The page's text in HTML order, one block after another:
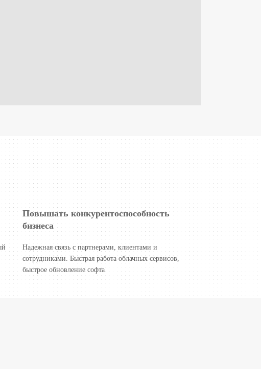
Повышать конкурентоспособность
бизнеса
Надежная связь с партнерами, клиентами и
сотрудниками. Быстрая работа облачных сервисов,
быстрое обновление софта